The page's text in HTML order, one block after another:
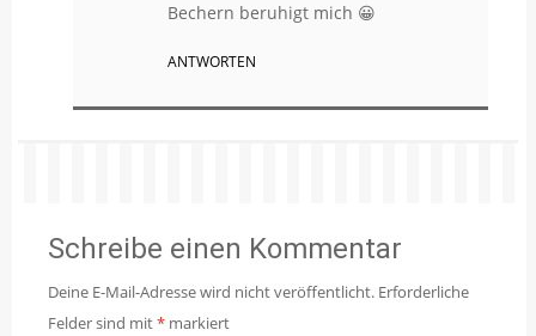
Bechern beruhigt mich 😀
ANTWORTEN
Schreibe einen Kommentar
Deine E-Mail-Adresse wird nicht veröffentlicht. Erforderliche
Felder sind mit* markiert